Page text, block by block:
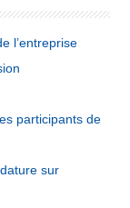
l’entreprise
participants de
sur